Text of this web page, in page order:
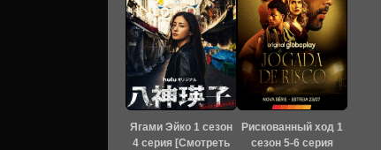
Ягами Эйко 1 сезон
4 серия [Смотреть
Рискованный ход 1
сезон 5-6 серия